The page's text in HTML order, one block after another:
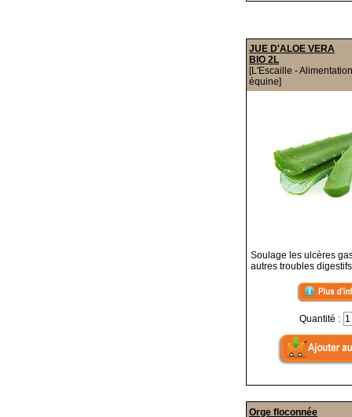
JUE D'ALOE VERA
BIO 2L
[L'Escaille - Alimentation
équine]
Soulage les ulcères
autres troubles digestifs
Quantité :
Orge floconnée